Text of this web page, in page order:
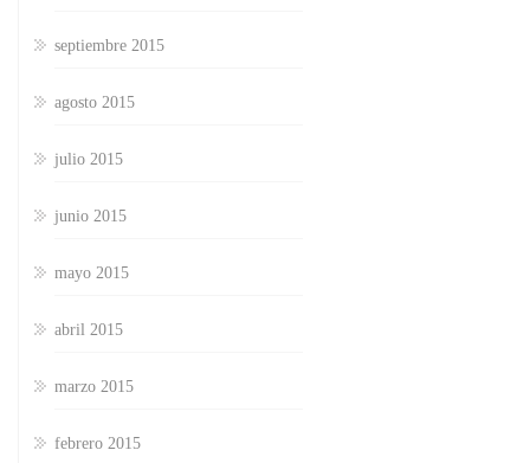
septiembre 2015
agosto 2015
julio 2015
junio 2015
mayo 2015
abril 2015
marzo 2015
febrero 2015